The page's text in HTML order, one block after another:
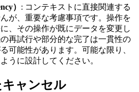
） : コンテキストに直接関連する
が、重要な考慮事項です。操作を
、その操作が既にデータを変更し
再試行や部分的な完了は一貫性の
可能性があります。可能な限り、
うに設計してください。
ャンセル